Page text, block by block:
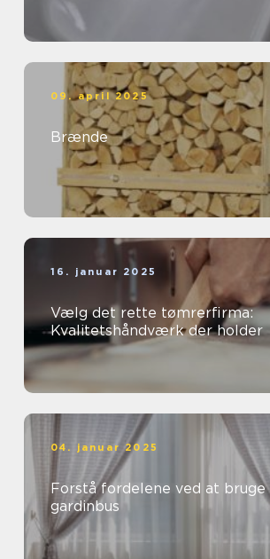
09. april 2025
Brænde
16. januar 2025
Vælg det rette tømrerfirma:
Kvalitetshåndværk der holder
04. januar 2025
Forstå fordelene ved at bruge
gardinbus